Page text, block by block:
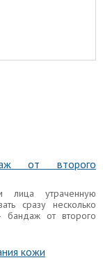
от второго
лица утраченную
сразу несколько
от второго
кожи